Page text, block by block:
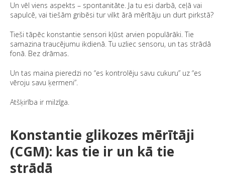
Un vēl viens aspekts – spontanitāte. Ja tu esi darbā, ceļā vai
sapulcē, vai tiešām gribēsi tur vilkt ārā mērītāju un durt pirkstā?
Tieši tāpēc konstantie sensori kļūst arvien populārāki. Tie
samazina traucējumu ikdienā. Tu uzliec sensoru, un tas strādā
fonā. Bez drāmas.
Un tas maina pieredzi no “es kontrolēju savu cukuru” uz “es
vēroju savu ķermeni”.
Atšķirība ir milzīga.
Konstantie glikozes mērītāji
(CGM): kas tie ir un kā tie
strādā